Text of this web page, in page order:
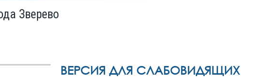
Зверево
ВЕРСИЯ ДЛЯ СЛАБОВИДЯЩИХ